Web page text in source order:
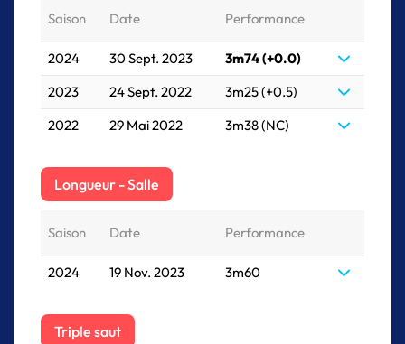
Saison Date Performance
2024 30 Sept. 2023
3m74 (+0.0)
2023
24 Sept. 2022
3m25 (+0.5)
2022
29 Mai 2022 3m38 (NC)
Longueur - Salle
Saison Date Performance
2024 19 Nov. 2023 3m60
Triple saut